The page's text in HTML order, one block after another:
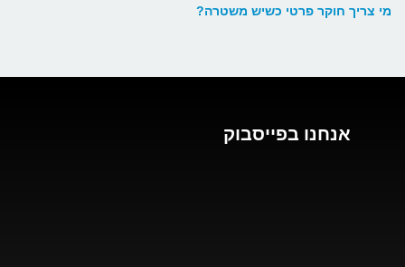
מי צריך חוקר פרטי כשיש משטרה?
אנחנו בפייסבוק